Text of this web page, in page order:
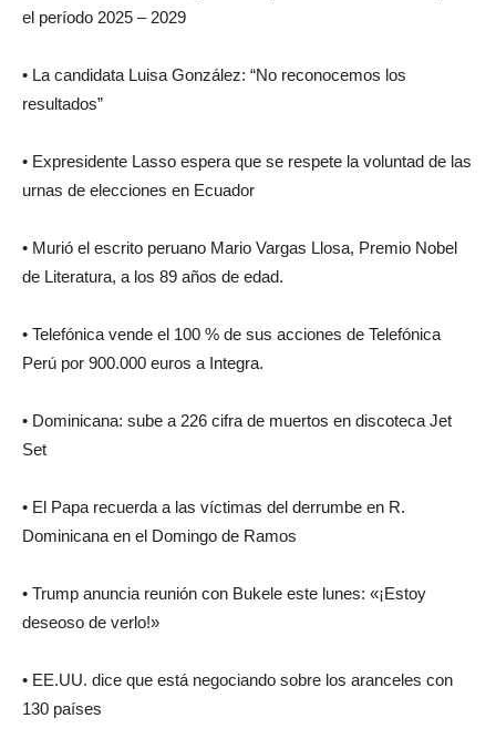
el período 2025 – 2029
• La candidata Luisa González: “No reconocemos los
resultados”
• Expresidente Lasso espera que se respete la voluntad de las
urnas de elecciones en Ecuador
• Murió el escrito peruano Mario Vargas Llosa, Premio Nobel
de Literatura, a los 89 años de edad.
• Telefónica vende el 100 % de sus acciones de Telefónica
Perú por 900.000 euros a Integra.
• Dominicana: sube a 226 cifra de muertos en discoteca Jet
Set
• El Papa recuerda a las víctimas del derrumbe en R.
Dominicana en el Domingo de Ramos
• Trump anuncia reunión con Bukele este lunes: «¡Estoy
deseoso de verlo!»
• EE.UU. dice que está negociando sobre los aranceles con
130 países